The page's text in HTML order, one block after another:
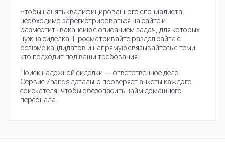
Чтобы нанять квалифицированного специалиста,
необходимо зарегистрироваться на сайте и
разместить вакансию с описанием задач, для которых
нужна сиделка. Просматривайте раздел сайта с
резюме кандидатов и напрямую связывайтесь с теми,
кто подходит под ваши требования.
Поиск надежной сиделки ― ответственное дело.
Сервис 7hands детально проверяет анкеты каждого
соискателя, чтобы обезопасить найм домашнего
персонала.